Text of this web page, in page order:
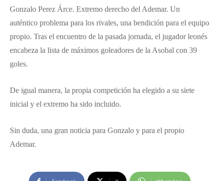
Gonzalo Perez Árce. Extremo derecho del Ademar. Un
auténtico problema para los rivales, una bendición para el equipo
propio. Tras el encuentro de la pasada jornada, el jugador leonés
encabeza la lista de máximos goleadores de la Asobal con 39
goles.
De igual manera, la propia competición ha elegido a su siete
inicial y el extremo ha sido incluido.
Sin duda, una gran noticia para Gonzalo y para el propio
Ademar.